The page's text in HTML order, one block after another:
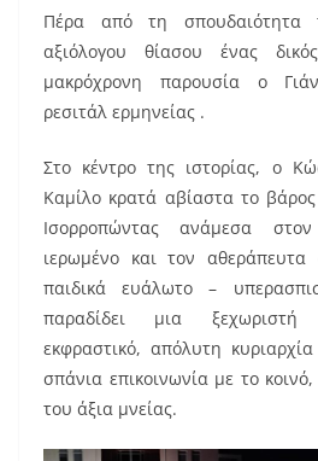
Πέρα από τη σπουδαιότητα
αξιόλογου θίασου ένας
μακρόχρονη παρουσία ο
ρεσιτάλ ερμηνείας .
Στο κέντρο της ιστορίας, ο
Καμίλο κρατά αβίαστα το
Ισορροπώντας ανάμεσα
ιερωμένο και τον
παιδικά ευάλωτο –
παραδίδει μια ξεχωριστή
εκφραστικό, απόλυτη
σπάνια επικοινωνία με το
του άξια μνείας.